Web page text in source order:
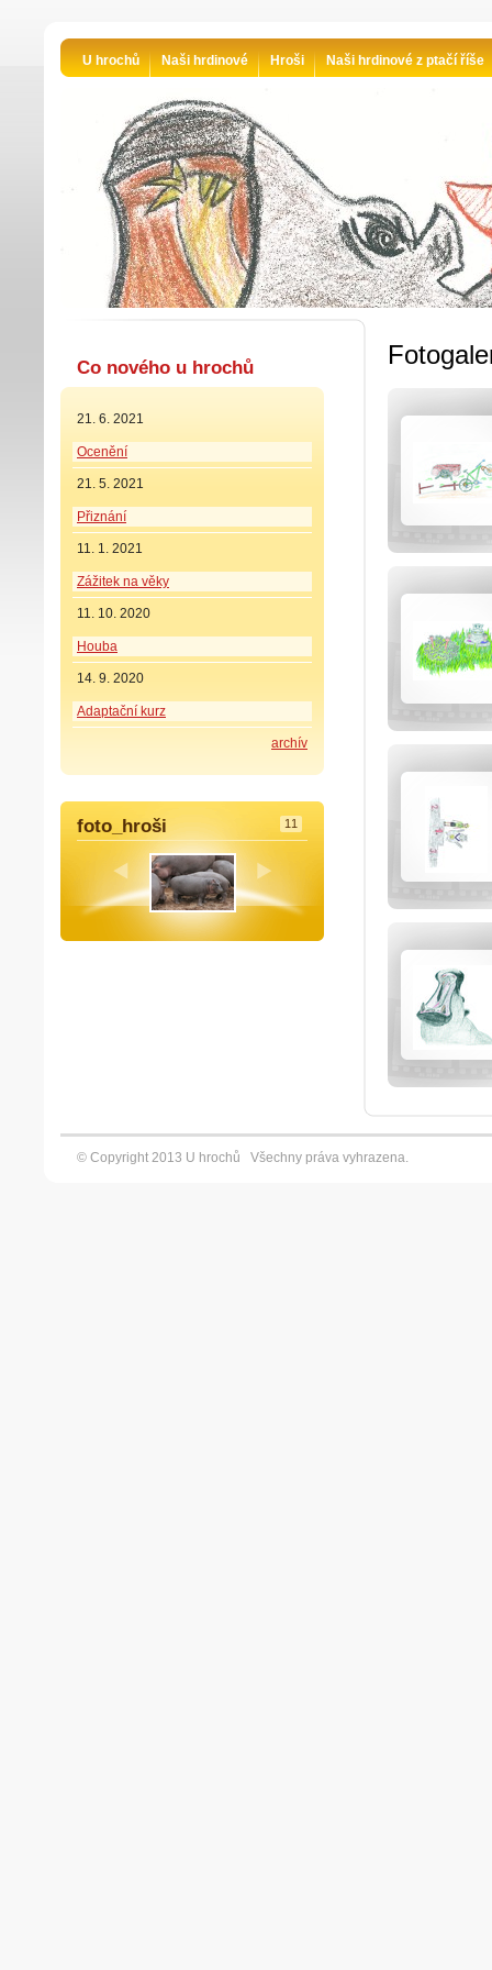
Co nového u hrochů
21. 6. 2021
Ocenění
21. 5. 2021
Přiznání
11. 1. 2021
Zážitek na věky
11. 10. 2020
Houba
14. 9. 2020
Adaptační kurz
archív
foto_hroši 11
U hrochů Naši hrdinové Hroši Naši hrdinové z ptačí říše
© Copyright 2013 U hrochů Všechny práva vyhrazena.